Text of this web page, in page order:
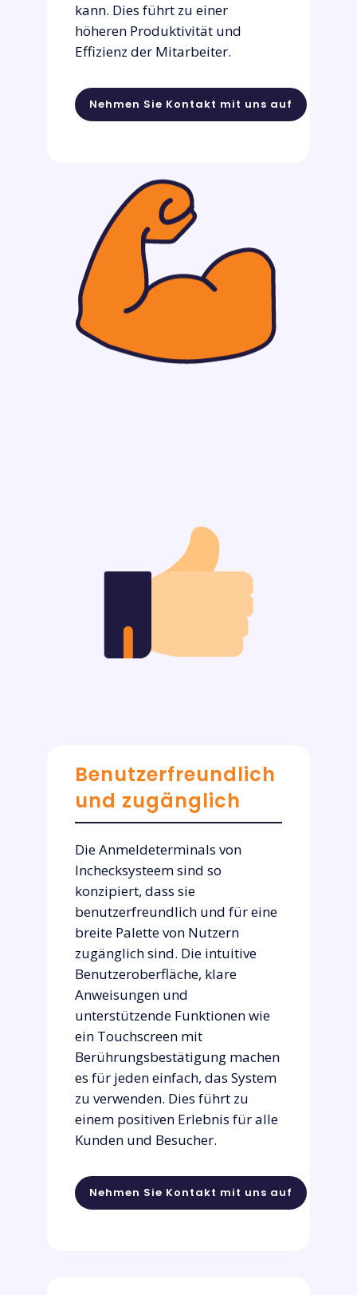
kann. Dies führt zu einer
höheren Produktivität und
Effizienz der Mitarbeiter.
Nehmen Sie Kontakt mit uns auf
Benutzerfreundlich
und zugänglich
Die Anmeldeterminals von
Inchecksysteem sind so
konzipiert, dass sie
benutzerfreundlich und für eine
breite Palette von Nutzern
zugänglich sind. Die intuitive
Benutzeroberfläche, klare
Anweisungen und
unterstützende Funktionen wie
ein Touchscreen mit
Berührungsbestätigung machen
es für jeden einfach, das System
zu verwenden. Dies führt zu
einem positiven Erlebnis für alle
Kunden und Besucher.
Nehmen Sie Kontakt mit uns auf